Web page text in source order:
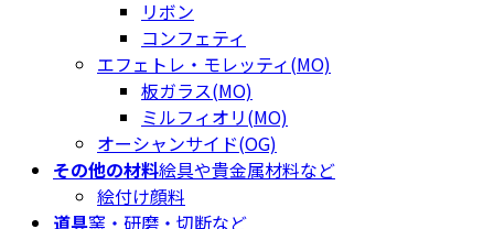
リボン
コンフェティ
エフェトレ・モレッティ(MO)
板ガラス(MO)
ミルフィオリ(MO)
オーシャンサイド(OG)
その他の材料絵具や貴金属材料など
絵付け顔料
道具窯・研磨・切断など